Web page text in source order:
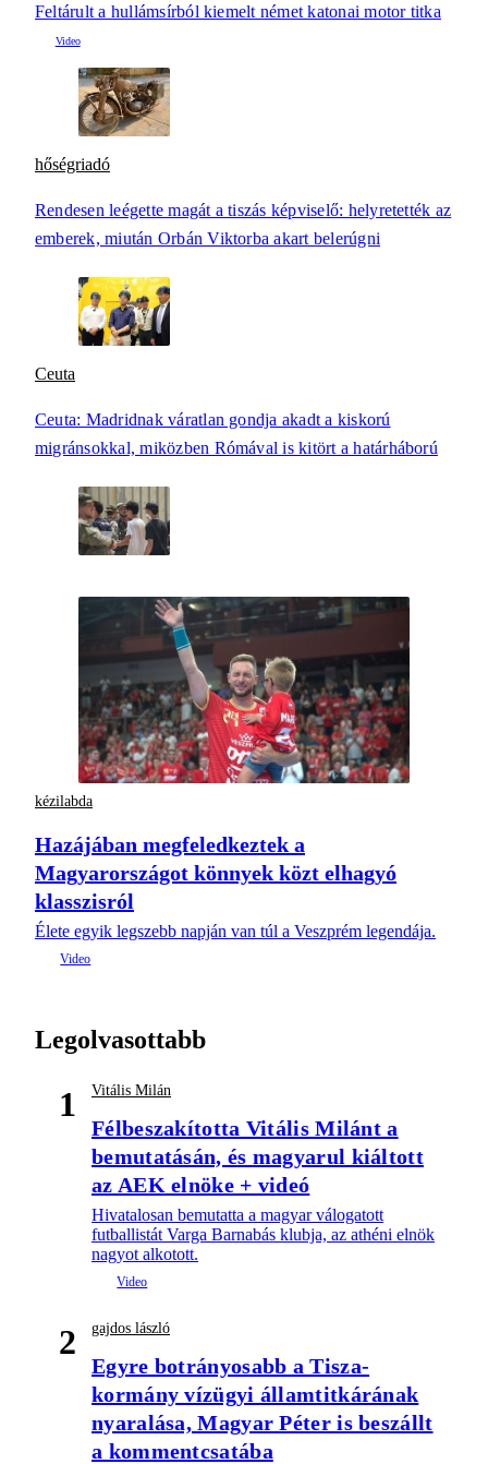
Feltárult a hullámsírból kiemelt német katonai motor titka
hőségriadó
Rendesen leégette magát a tiszás képviselő: helyretették az
emberek, miután Orbán Viktorba akart belerúgni
Ceuta
Ceuta: Madridnak váratlan gondja akadt a kiskorú
migránsokkal, miközben Rómával is kitört a határháború
kézilabda
Hazájában megfeledkeztek a
Magyarországot könnyek közt elhagyó
klasszisról
Élete egyik legszebb napján van túl a Veszprém legendája.
Legolvasottabb
1 Vitális Milán
Félbeszakította Vitális Milánt a
bemutatásán, és magyarul kiáltott
az AEK elnöke + videó
Hivatalosan bemutatta a magyar válogatott
futballistát Varga Barnabás klubja, az athéni elnök
nagyot alkotott.
2 gajdos lászló
Egyre botrányosabb a Tisza-
kormány vízügyi államtitkárának
nyaralása, Magyar Péter is beszállt
a kommentcsatába